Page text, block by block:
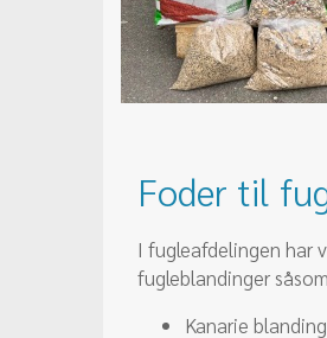
Foder til
​I fugleafdelingen har
fugleblandinger
​Kanarie blanding